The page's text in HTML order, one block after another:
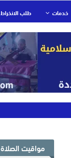
خدمات طلب الانخراط
مواقيت الصلاة